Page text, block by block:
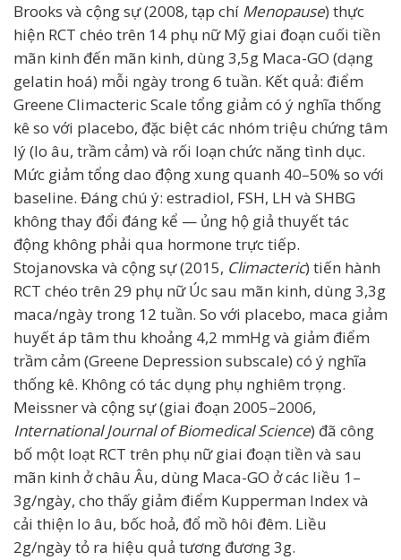
Brooks và cộng sự (2008, tạp chí Menopause) thực
hiện RCT chéo trên 14 phụ nữ Mỹ giai đoạn cuối tiền
mãn kinh đến mãn kinh, dùng 3,5g Maca-GO (dạng
gelatin hoá) mỗi ngày trong 6 tuần. Kết quả: điểm
Greene Climacteric Scale tổng giảm có ý nghĩa thống
kê so với placebo, đặc biệt các nhóm triệu chứng tâm
lý (lo âu, trầm cảm) và rối loạn chức năng tình dục.
Mức giảm tổng dao động xung quanh 40–50% so với
baseline. Đáng chú ý: estradiol, FSH, LH và SHBG
không thay đổi đáng kể — ủng hộ giả thuyết tác
động không phải qua hormone trực tiếp.
Stojanovska và cộng sự (2015, Climacteric) tiến hành
RCT chéo trên 29 phụ nữ Úc sau mãn kinh, dùng 3,3g
maca/ngày trong 12 tuần. So với placebo, maca giảm
huyết áp tâm thu khoảng 4,2 mmHg và giảm điểm
trầm cảm (Greene Depression subscale) có ý nghĩa
thống kê. Không có tác dụng phụ nghiêm trọng.
Meissner và cộng sự (giai đoạn 2005–2006,
International Journal of Biomedical Science) đã công
bố một loạt RCT trên phụ nữ giai đoạn tiền và sau
mãn kinh ở châu Âu, dùng Maca-GO ở các liều 1–
3g/ngày, cho thấy giảm điểm Kupperman Index và
cải thiện lo âu, bốc hoả, đổ mồ hôi đêm. Liều
2g/ngày tỏ ra hiệu quả tương đương 3g.